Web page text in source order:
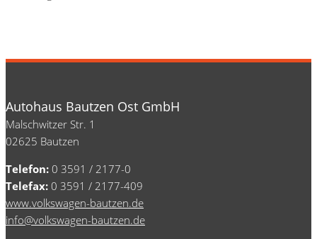
Autohaus Bautzen Ost GmbH
Malschwitzer Str. 1
02625 Bautzen
Telefon: 0 3591 / 2177-0
Telefax: 0 3591 / 2177-409
www.volkswagen-bautzen.de
info@volkswagen-bautzen.de